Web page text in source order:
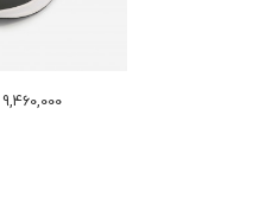
9,460,000 تومان